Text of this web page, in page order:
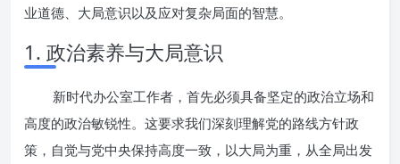
业道德、大局意识以及应对复杂局面的智慧。
1. 政治素养与大局意识
新时代办公室工作者，首先必须具备坚定的政治立场和
高度的政治敏锐性。这要求我们深刻理解党的路线方针政
策，自觉与党中央保持高度一致，以大局为重，从全局出发